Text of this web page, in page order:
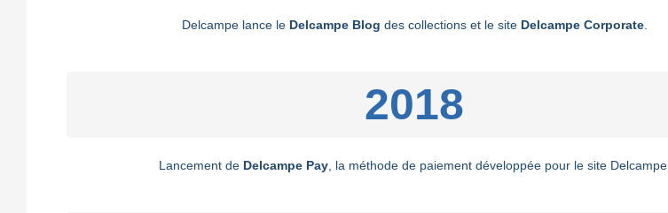
Delcampe lance le Delcampe Blog des collections et le site Delcampe Corporate.
2018
Lancement de Delcampe Pay, la méthode de paiement développée pour le site Delcampe.